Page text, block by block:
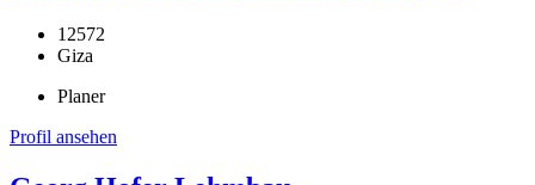
12572
Giza
Planer
Profil ansehen